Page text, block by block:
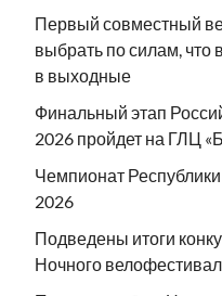
Первый совместный
выбрать по силам, что
в выходные
Финальный этап
2026 пройдет на ГЛЦ
Чемпионат
2026
Подведены итоги
Ночного